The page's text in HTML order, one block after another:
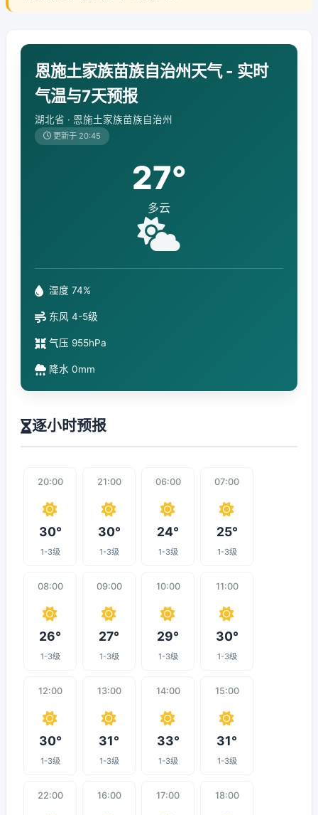
恩施土家族苗族自治州天气 - 实时
气温与7天预报
湖北省 · 恩施土家族苗族自治州
更新于 20:45
27°
多云
湿度 74%
东风 4-5级
气压 955hPa
降水 0mm
逐小时预报
20:00
30°
1-3级
21:00
30°
1-3级
06:00
24°
1-3级
07:00
25°
1-3级
08:00
26°
1-3级
09:00
27°
1-3级
10:00
29°
1-3级
11:00
30°
1-3级
12:00
30°
1-3级
13:00
31°
1-3级
14:00
33°
1-3级
15:00
31°
1-3级
22:00 16:00 17:00 18:00